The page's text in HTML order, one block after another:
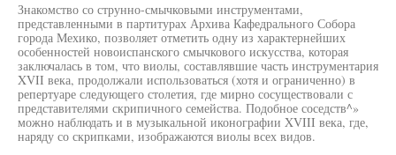
Знакомство со струнно-смычковыми инструментами,
представленными в партитурах Архива Кафедрального Собора
города Мехико, позволяет отметить одну из характернейших
особенностей новоиспанского смычкового искусства, которая
заключалась в том, что виолы, составлявшие часть инструментария
XVII века, продолжали использоваться (хотя и ограниченно) в
репертуаре следующего столетия, где мирно сосуществовали с
представителями скрипичного семейства. Подобное соседств^»
можно наблюдать и в музыкальной иконографии XVIII века, где,
наряду со скрипками, изображаются виолы всех видов.